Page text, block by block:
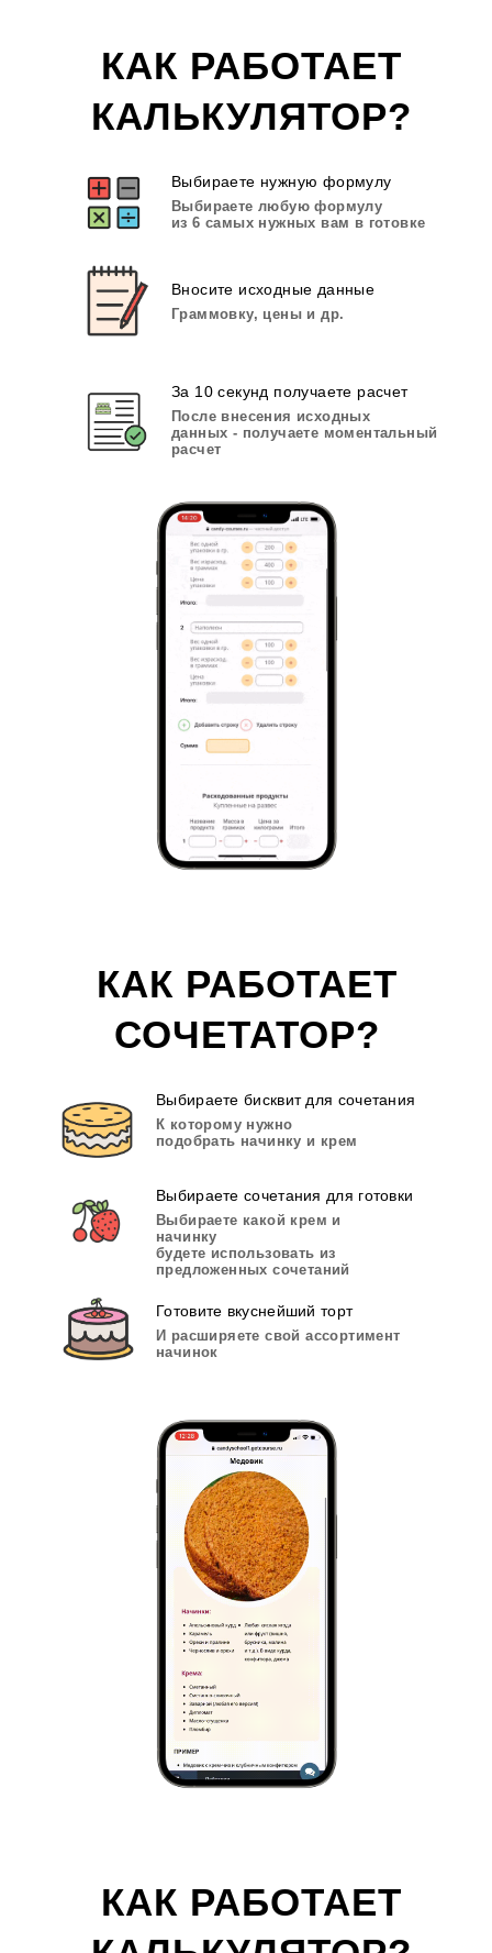
Выбираете нужную формулу
Вносите исходные данные
За 10 секунд получаете расчет
Выбираете любую формулу
из 6 самых нужных вам в готовке
После внесения исходных
данных - получаете моментальный
расчет
Граммовку, цены и др.
КАК РАБОТАЕТ
КАЛЬКУЛЯТОР?
Выбираете бисквит для сочетания
Выбираете сочетания для готовки
Готовите вкуснейший торт
К которому нужно
подобрать начинку и крем
Выбираете какой крем и
начинку
будете использовать из
предложенных сочетаний
И расширяете свой ассортимент
начинок
КАК РАБОТАЕТ
СОЧЕТАТОР?
КАК РАБОТАЕТ